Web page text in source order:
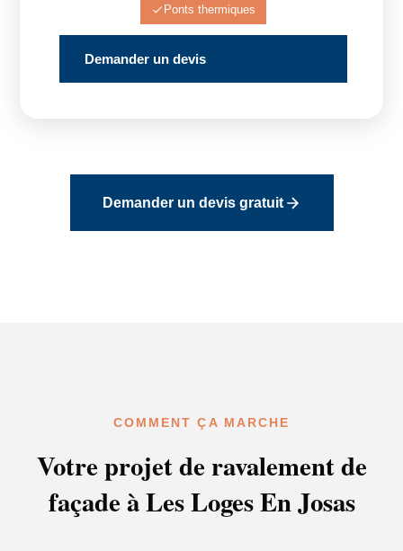
Ponts thermiques
Demander un devis
Demander un devis gratuit
COMMENT ÇA MARCHE
Votre projet de ravalement de
façade à Les Loges En Josas